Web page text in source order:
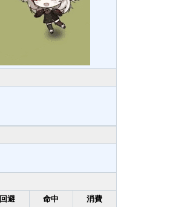
回避 命中 消費